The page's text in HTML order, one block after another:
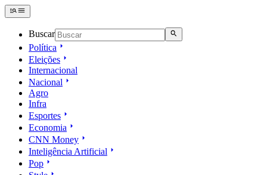
Buscar
Política
Eleições
Internacional
Nacional
Agro
Infra
Esportes
Economia
CNN Money
Inteligência Artificial
Pop